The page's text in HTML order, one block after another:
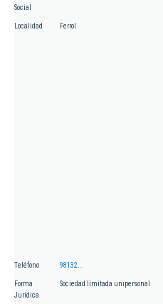
Social
Localidad Ferrol
Teléfono 98132...
Forma
Jurídica
Sociedad limitada unipersonal